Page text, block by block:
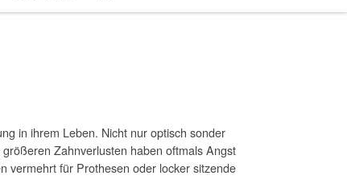
in ihrem Leben. Nicht nur optisch sonder
Zahnverlusten haben oftmals Angst
vermehrt für Prothesen oder locker sitzende